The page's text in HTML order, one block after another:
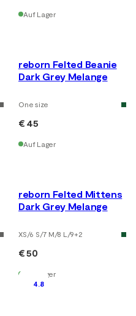
Auf Lager
reborn Felted Beanie
Dark Grey Melange
One size
€ 45
Auf Lager
reborn Felted Mittens
Dark Grey Melange
XS/6 S/7 M/8 L/9+2
€ 50
Auf Lager
4.8